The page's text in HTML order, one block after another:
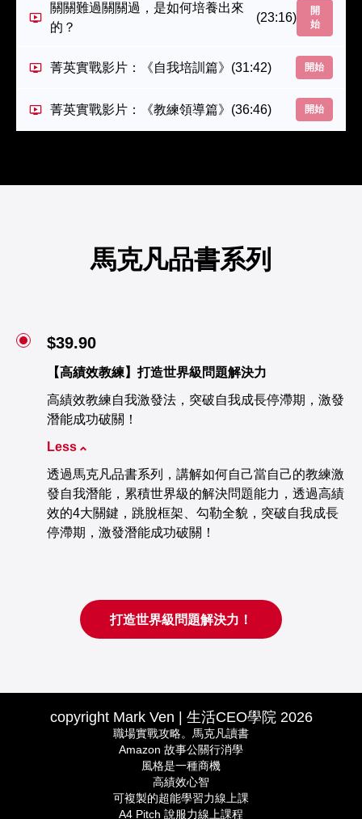
關關難過關關過，是如何培養出來
的？
(23:16)
開
始
菁英實戰影片：《自我培訓篇》 (31:42) 開始
菁英實戰影片：《教練領導篇》 (36:46) 開始
馬克凡品書系列
$39.90
【高績效教練】打造世界級問題解決力
高績效教練自我激發法，突破自我成長停滯期，激發
潛能成功破關！
Less
透過馬克凡品書系列，講解如何自己當自己的教練激
發自我潛能，累積世界級的解決問題能力，透過高績
效的4大關鍵，跳脫框架、勾勒全貌，突破自我成長
停滯期，激發潛能成功破關！
打造世界級問題解決力！
copyright Mark Ven | 生活CEO學院 2026
職場實戰攻略。馬克凡讀書
Amazon 故事公關行消學
風格是一種商機
高績效心智
可複製的超能學習力線上課
A4 Pitch 說服力線上課程